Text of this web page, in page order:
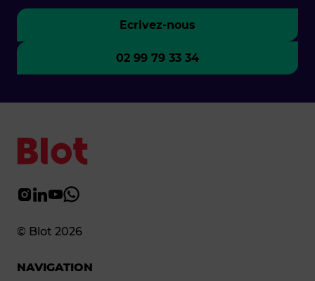
Ecrivez-nous
02 99 79 33 34
© Blot 2026
NAVIGATION